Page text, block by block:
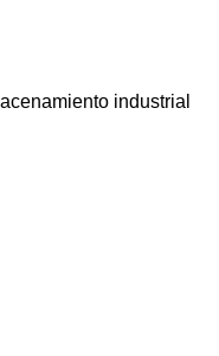
industrial